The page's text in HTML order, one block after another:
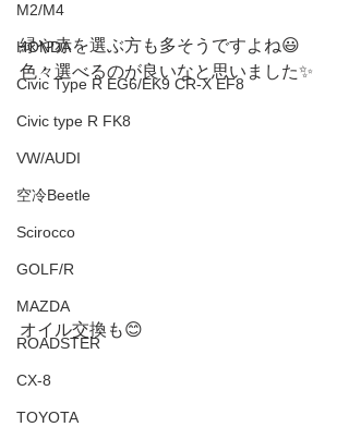
M2/M4
HONDA
Civic Type R EG6/EK9 CR-X EF8
Civic type R FK8
VW/AUDI
空冷Beetle
Scirocco
GOLF/R
MAZDA
ROADSTER
CX-8
TOYOTA
緑や赤を選ぶ方も多そうですよね😃
色々選べるのが良いなと思いました✨
オイル交換も😊